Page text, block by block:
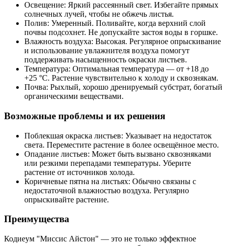
Освещение: Яркий рассеянный свет. Избегайте прямых
солнечных лучей, чтобы не обжечь листья.
Полив: Умеренный. Поливайте, когда верхний слой
почвы подсохнет. Не допускайте застоя воды в горшке.
Влажность воздуха: Высокая. Регулярное опрыскивание
и использование увлажнителя воздуха помогут
поддерживать насыщенность окраски листьев.
Температура: Оптимальная температура — от +18 до
+25 °C. Растение чувствительно к холоду и сквознякам.
Почва: Рыхлый, хорошо дренируемый субстрат, богатый
органическими веществами.
Возможные проблемы и их решения
Поблекшая окраска листьев: Указывает на недостаток
света. Переместите растение в более освещённое место.
Опадание листьев: Может быть вызвано сквозняками
или резкими перепадами температуры. Уберите
растение от источников холода.
Коричневые пятна на листьях: Обычно связаны с
недостаточной влажностью воздуха. Регулярно
опрыскивайте растение.
Преимущества
Кодиеум "Миссис Айстон" — это не только эффектное